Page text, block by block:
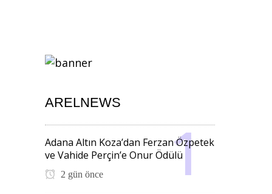
ARELNEWS
Adana Altın Koza’dan Ferzan Özpetek
ve Vahide Perçin’e Onur Ödülü
2 gün önce